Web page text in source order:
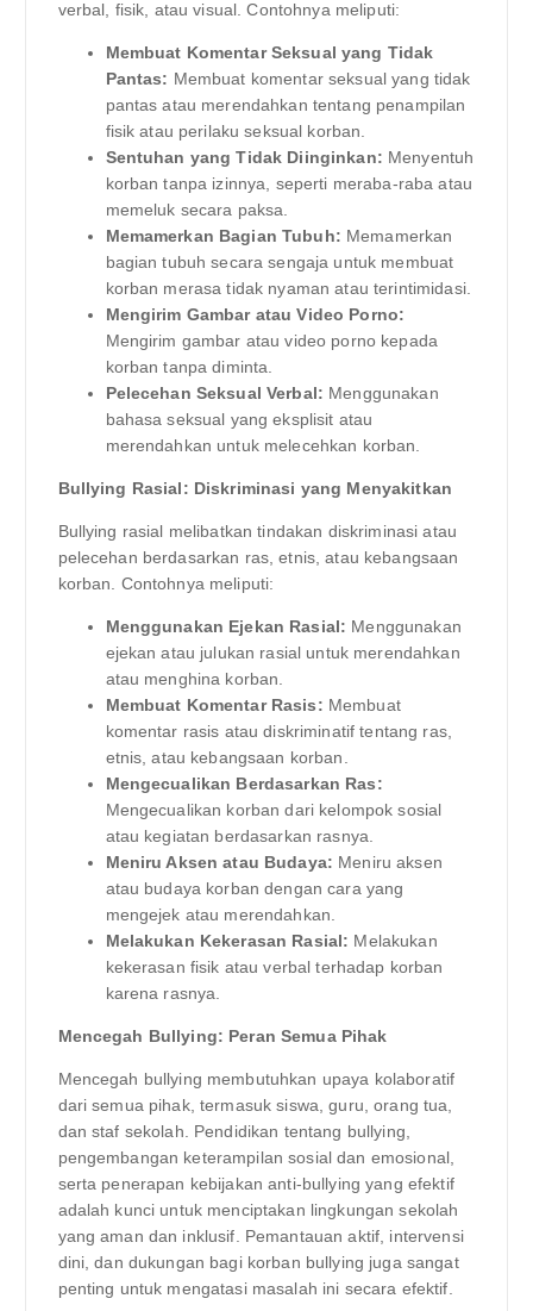
verbal, fisik, atau visual. Contohnya meliputi:
Membuat Komentar Seksual yang Tidak
Pantas: Membuat komentar seksual yang tidak
pantas atau merendahkan tentang penampilan
fisik atau perilaku seksual korban.
Sentuhan yang Tidak Diinginkan: Menyentuh
korban tanpa izinnya, seperti meraba-raba atau
memeluk secara paksa.
Memamerkan Bagian Tubuh: Memamerkan
bagian tubuh secara sengaja untuk membuat
korban merasa tidak nyaman atau terintimidasi.
Mengirim Gambar atau Video Porno:
Mengirim gambar atau video porno kepada
korban tanpa diminta.
Pelecehan Seksual Verbal: Menggunakan
bahasa seksual yang eksplisit atau
merendahkan untuk melecehkan korban.
Bullying Rasial: Diskriminasi yang Menyakitkan
Bullying rasial melibatkan tindakan diskriminasi atau
pelecehan berdasarkan ras, etnis, atau kebangsaan
korban. Contohnya meliputi:
Menggunakan Ejekan Rasial: Menggunakan
ejekan atau julukan rasial untuk merendahkan
atau menghina korban.
Membuat Komentar Rasis: Membuat
komentar rasis atau diskriminatif tentang ras,
etnis, atau kebangsaan korban.
Mengecualikan Berdasarkan Ras:
Mengecualikan korban dari kelompok sosial
atau kegiatan berdasarkan rasnya.
Meniru Aksen atau Budaya: Meniru aksen
atau budaya korban dengan cara yang
mengejek atau merendahkan.
Melakukan Kekerasan Rasial: Melakukan
kekerasan fisik atau verbal terhadap korban
karena rasnya.
Mencegah Bullying: Peran Semua Pihak
Mencegah bullying membutuhkan upaya kolaboratif
dari semua pihak, termasuk siswa, guru, orang tua,
dan staf sekolah. Pendidikan tentang bullying,
pengembangan keterampilan sosial dan emosional,
serta penerapan kebijakan anti-bullying yang efektif
adalah kunci untuk menciptakan lingkungan sekolah
yang aman dan inklusif. Pemantauan aktif, intervensi
dini, dan dukungan bagi korban bullying juga sangat
penting untuk mengatasi masalah ini secara efektif.